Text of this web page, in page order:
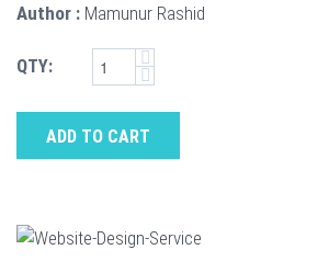
Author : Mamunur Rashid
QTY:
ADD TO CART